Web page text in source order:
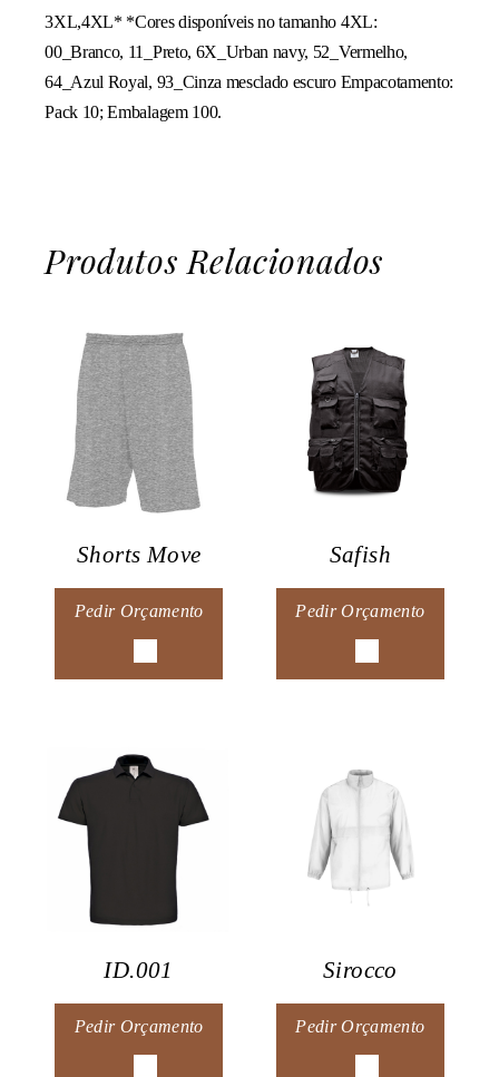
3XL,4XL* *Cores disponíveis no tamanho 4XL:
00_Branco, 11_Preto, 6X_Urban navy, 52_Vermelho,
64_Azul Royal, 93_Cinza mesclado escuro Empacotamento:
Pack 10; Embalagem 100.
Produtos Relacionados
Shorts Move
Pedir Orçamento
Safish
Pedir Orçamento
ID.001
Pedir Orçamento
Sirocco
Pedir Orçamento